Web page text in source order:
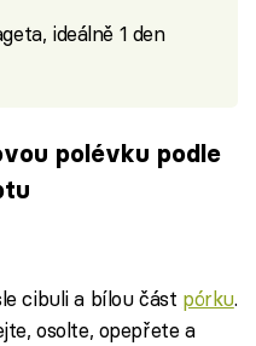
ideálně 1 den
polévku podle
cibuli a bílou část pórku.
osolte, opepřete a